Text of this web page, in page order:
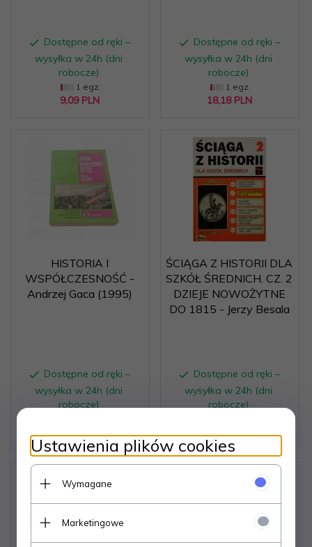
Dostępne od ręki –
wysyłka w 24h (dni
robocze)
1 egz.
9,09 PLN
Dostępne od ręki –
wysyłka w 24h (dni
robocze)
1 egz.
18,18 PLN
HISTORIA I
WSPÓŁCZESNOŚĆ -
Andrzej Gaca (1995)
Dostępne od ręki –
wysyłka w 24h (dni
robocze)
12,12 PLN
ŚCIĄGA Z HISTORII DLA
SZKÓŁ ŚREDNICH. CZ. 2
DZIEJE NOWOŻYTNE
DO 1815 - Jerzy Besala
Dostępne od ręki –
wysyłka w 24h (dni
robocze)
12,12 PLN
Ustawienia plików cookies
Wymagane
Marketingowe